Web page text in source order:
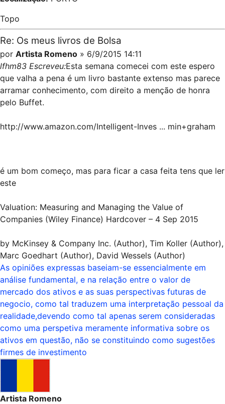
Topo
Re: Os meus livros de Bolsa
por Artista Romeno » 6/9/2015 14:11
lfhm83 Escreveu:Esta semana comecei com este espero
que valha a pena é um livro bastante extenso mas parece
arramar conhecimento, com direito a menção de honra
pelo Buffet.
http://www.amazon.com/Intelligent-Inves ... min+graham
é um bom começo, mas para ficar a casa feita tens que ler
este
Valuation: Measuring and Managing the Value of
Companies (Wiley Finance) Hardcover – 4 Sep 2015
by McKinsey & Company Inc. (Author), Tim Koller (Author),
Marc Goedhart (Author), David Wessels (Author)
As opiniões expressas baseiam-se essencialmente em
análise fundamental, e na relação entre o valor de
mercado dos ativos e as suas perspectivas futuras de
negocio, como tal traduzem uma interpretação pessoal da
realidade,devendo como tal apenas serem consideradas
como uma perspetiva meramente informativa sobre os
ativos em questão, não se constituindo como sugestões
firmes de investimento
Artista Romeno